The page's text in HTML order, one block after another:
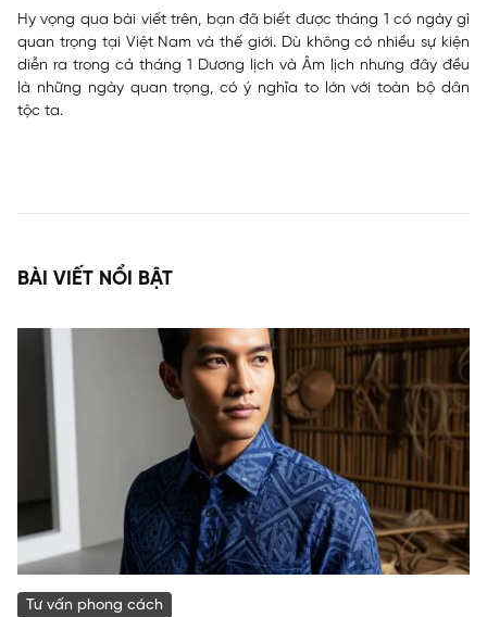
Hy vọng qua bài viết trên, bạn đã biết được tháng 1 có ngày gì
quan trọng tại Việt Nam và thế giới. Dù không có nhiều sự kiện
diễn ra trong cả tháng 1 Dương lịch và Âm lịch nhưng đây đều
là những ngày quan trọng, có ý nghĩa to lớn với toàn bộ dân
tộc ta.
BÀI VIẾT NỔI BẬT
Tư vấn phong cách